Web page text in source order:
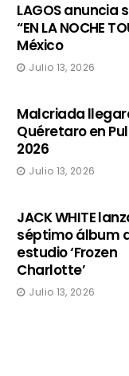
LAGOS anuncia
“EN LA NOCHE
México
Julio 13, 2026
Malcriada
Quéretaro en
2026
Julio 13, 2026
JACK WHITE
séptimo álbum
estudio ‘Frozen
Charlotte’
Julio 13, 2026